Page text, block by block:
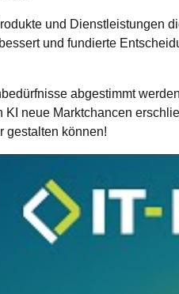
und Dienstleistungen
und fundierte
abgestimmt
neue Marktchancen
gestalten können!